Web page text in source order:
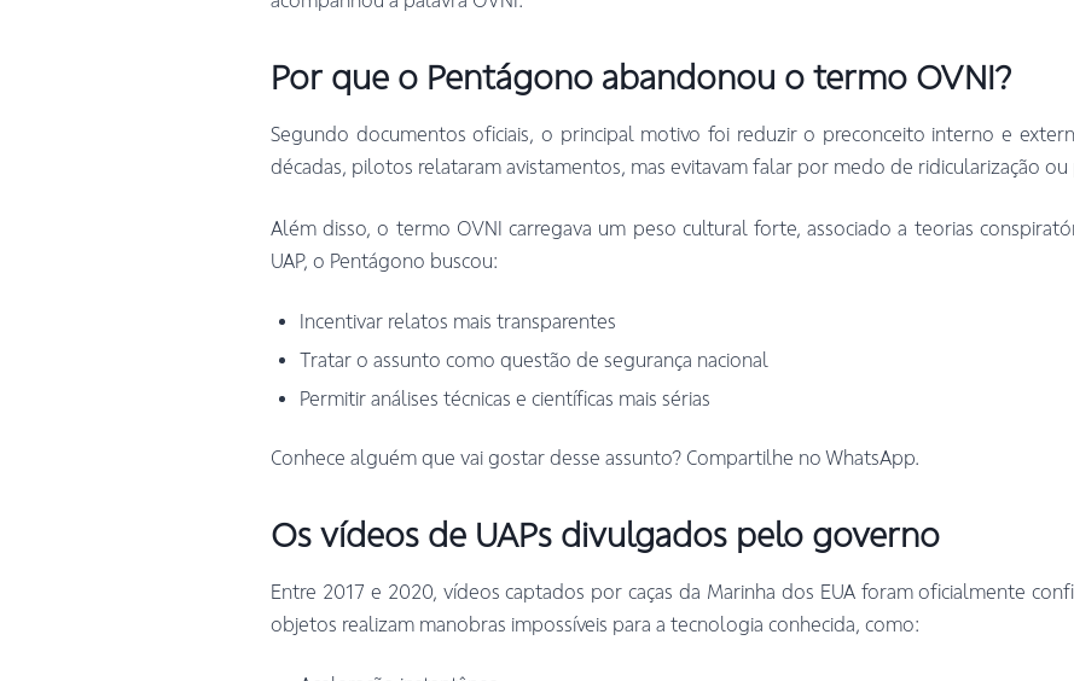
Por que o Pentágono abandonou o termo OVNI?
Segundo documentos oficiais, o principal motivo foi reduzir o preconceito interno e
décadas, pilotos relataram avistamentos, mas evitavam falar por medo de ridicularização ou
Além disso, o termo OVNI carregava um peso cultural forte, associado a teorias
UAP, o Pentágono buscou:
Incentivar relatos mais transparentes
Tratar o assunto como questão de segurança nacional
Permitir análises técnicas e científicas mais sérias
Conhece alguém que vai gostar desse assunto? Compartilhe no WhatsApp.
Os vídeos de UAPs divulgados pelo governo
Entre 2017 e 2020, vídeos captados por caças da Marinha dos EUA foram oficialmente
objetos realizam manobras impossíveis para a tecnologia conhecida, como: